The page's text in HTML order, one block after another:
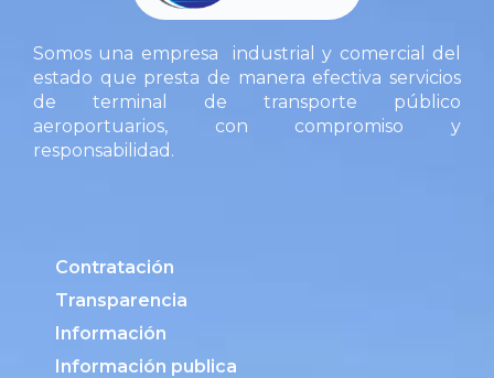
Somos una empresa industrial y comercial del
estado que presta de manera efectiva servicios
de terminal de transporte público
aeroportuarios, con compromiso y
responsabilidad.
Contratación
Transparencia
Información
Información publica